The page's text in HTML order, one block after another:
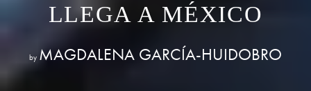
LLEGA A MÉXICO
by MAGDALENA GARCÍA-HUIDOBRO